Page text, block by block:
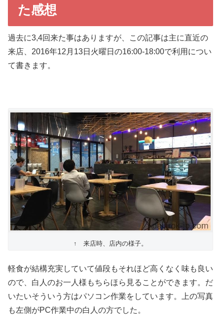
た感想
過去に3,4回来た事はありますが、この記事は主に直近の
来店、2016年12月13日火曜日の16:00-18:00で利用につい
て書きます。
↑ 来店時、店内の様子。
軽食が結構充実していて値段もそれほど高くなく味も良い
ので、白人のお一人様もちらほら見ることができます。だ
いたいそういう方はパソコン作業をしています。上の写真
も左側がPC作業中の白人の方でした。